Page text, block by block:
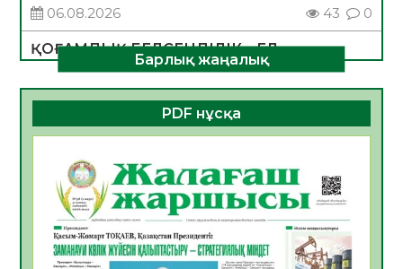
06.08.2026
43 0
ҚОҒАМДЫҚ БЕЛСЕНДІЛІК – ЕЛ
ДАМУЫНЫҢ НЕГІЗІ
06.08.2026
40 0
ҚҰРЫЛТАЙ САЙЛАУЫ – БОЛАШАҚҚА
06.08.2026
Инфекциялық ауруларға қарсы иммундау
жұмыстарының тиімділігі
06.08.2026
45
Барлық жаңалық
PDF нұсқа